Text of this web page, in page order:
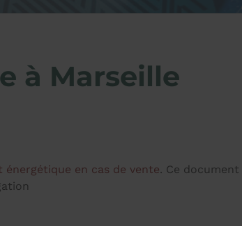
à Marseille
énergétique en cas de vente. Ce